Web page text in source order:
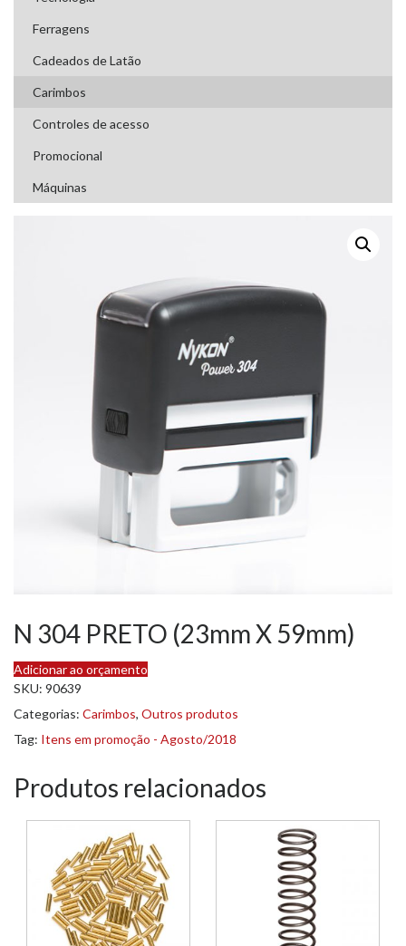
Ferragens
Cadeados de Latão
Carimbos
Controles de acesso
Promocional
Máquinas
N 304 PRETO (23mm X 59mm)
Adicionar ao orçamento
SKU: 90639
Categorias: Carimbos, Outros produtos
Tag: Itens em promoção - Agosto/2018
Produtos relacionados